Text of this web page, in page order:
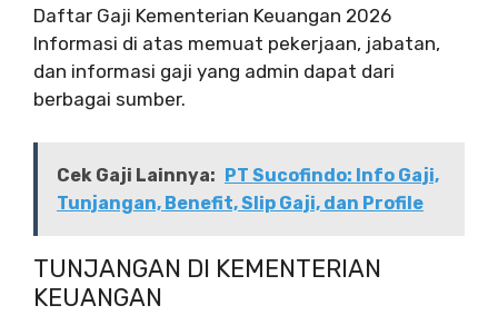
Daftar Gaji Kementerian Keuangan 2026
Informasi di atas memuat pekerjaan, jabatan,
dan informasi gaji yang admin dapat dari
berbagai sumber.
Cek Gaji Lainnya: PT Sucofindo: Info Gaji,
Tunjangan, Benefit, Slip Gaji, dan Profile
TUNJANGAN DI KEMENTERIAN
KEUANGAN